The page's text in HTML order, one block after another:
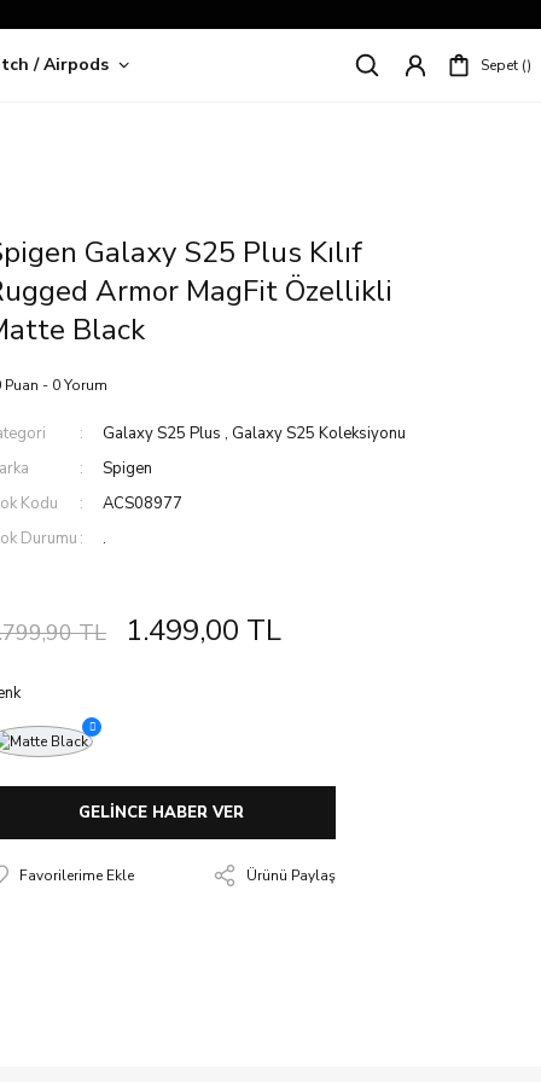
/ Airpods Sepet
Galaxy S25 Plus Kılıf
Armor MagFit Özellikli
Black
Puan - 0 Yorum
Galaxy S25 Plus , Galaxy S25 Koleksiyonu
Spigen
Kodu
ACS08977
Durumu
.
TL 1.499,00 TL
GELİNCE HABER VER
Ürünü Paylaş